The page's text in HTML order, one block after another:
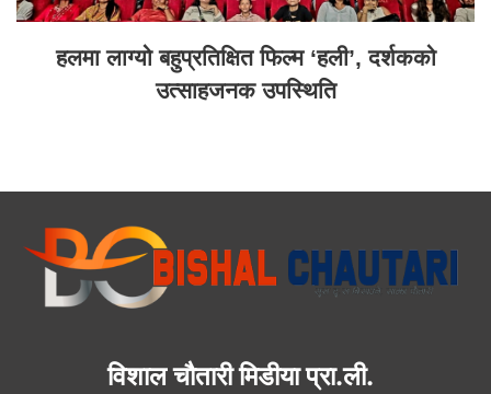
हलमा लाग्यो बहुप्रतिक्षित फिल्म ‘हली’, दर्शकको
उत्साहजनक उपस्थिति
विशाल चौतारी मिडीया प्रा.ली.